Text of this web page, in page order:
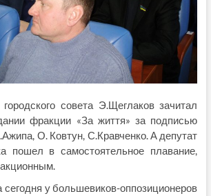
совета Э.Щеглаков зачитал
фракции «За життя» за подписью
О. Ковтун, С.Кравченко. А депутат
пошел в самостоятельное плавание,
сегодня у большевиков-оппозиционеров